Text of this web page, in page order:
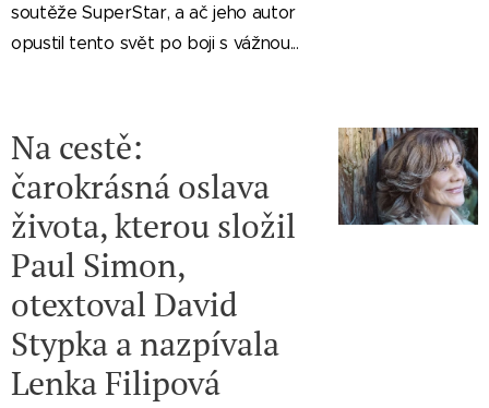
soutěže SuperStar, a ač jeho autor
opustil tento svět po boji s vážnou...
Na cestě:
čarokrásná oslava
života, kterou složil
Paul Simon,
otextoval David
Stypka a nazpívala
Lenka Filipová